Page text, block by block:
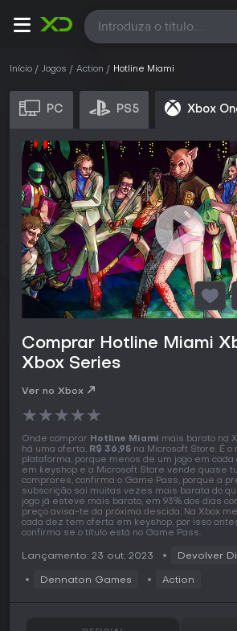
Todas
Início Jogos Action Hotline Miami
PC PS5 Xbox
Comprar Hotline Miami
Xbox Series
Ver no Xbox
★★★★★
Onde comprar Hotline Miami mais barato na
há uma oferta, R$ 36,95 na Microsoft Store. É o
plataforma, porque menos de um jogo em
em keyshop e a Microsoft Store vende quase
comprares, confirma o Game Pass, porque a
subscrição sai muitas vezes mais barata do
jogo já esteve mais barato, em 93% dos dias
preço avisa-te da próxima descida. Na Xbox
cada dez tem oferta em keyshop, por isso
confirma se o título está no Game Pass.
Lançamento: 23 out. 2023 Devolver
Dennaton Games Action